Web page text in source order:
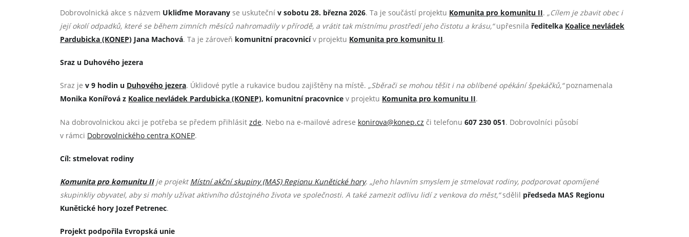
Dobrovolnická akce s názvem Ukliďme Moravany se uskuteční v sobotu 28. března 2026. Ta je součástí projektu Komunita pro komunitu II. „Cílem je zbavit obec i
její okolí odpadků, které se během zimních měsíců nahromadily v přírodě, a vrátit tak místnímu prostředí jeho čistotu a krásu,“upřesnila ředitelka Koalice nevládek
Pardubicka (KONEP) Jana Machová. Ta je zároveň komunitní pracovnicív projektu Komunita pro komunitu II.
Sraz u Duhového jezera
Sraz je v 9 hodin u Duhového jezera. Úklidové pytle a rukavice budou zajištěny na místě. „Sběrači se mohou těšit i na oblíbené opékání špekáčků,“poznamenala
Monika Konířová z Koalice nevládek Pardubicka (KONEP), komunitní pracovnice v projektu Komunita pro komunitu II.
Na dobrovolnickou akci je potřeba se předem přihlásit zde. Nebo na e-mailové adrese konirova@konep.cz či telefonu 607 230 051. Dobrovolníci působí
v rámci Dobrovolnického centra KONEP.
Cíl: stmelovat rodiny
Komunita pro komunitu IIje projektMístní akční skupiny (MAS) Regionu Kunětické hory. „Jeho hlavním smyslem je stmelovat rodiny, podporovat opomíjené
skupinkliy obyvatel, aby si mohly užívat aktivního důstojného života ve společnosti. A také zamezit odlivu lidí z venkova do měst,“sdělil předseda MAS Regionu
Kunětické hory Jozef Petrenec.
Projekt podpořila Evropská unie